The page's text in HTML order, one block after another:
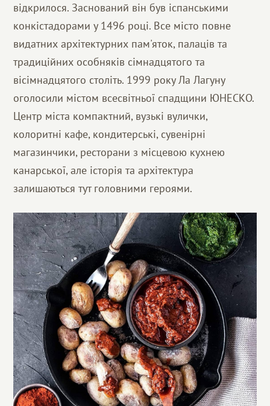
відкрилося. Заснований він був іспанськими
конкістадорами у 1496 році. Все місто повне
видатних архітектурних пам'яток, палаців та
традиційних особняків сімнадцятого та
вісімнадцятого століть. 1999 року Ла Лагуну
оголосили містом всесвітньої спадщини ЮНЕСКО.
Центр міста компактний, вузькі вулички,
колоритні кафе, кондитерські, сувенірні
магазинчики, ресторани з місцевою кухнею
канарської, але історія та архітектура
залишаються тут головними героями.